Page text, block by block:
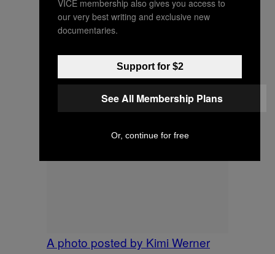
A photo posted by Kimi Werner
VICE membership also gives you access to
our very best writing and exclusive new
documentaries.
Support for $2
See All Membership Plans
Or, continue for free